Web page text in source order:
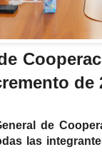
de
de
las